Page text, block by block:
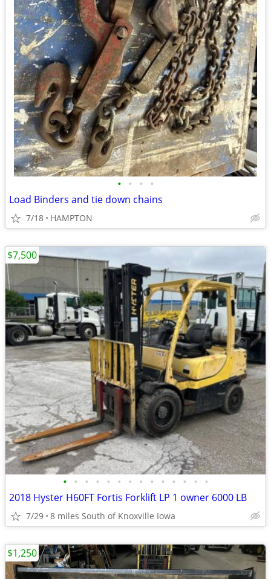
• • • •
Load Binders and tie down chains
7/18 HAMPTON
• • • • • • • • • • • • • •
2018 Hyster H60FT Fortis Forklift LP 1 owner 6000 LB
7/29 8 miles South of Knoxville Iowa
$7,500
$1,250